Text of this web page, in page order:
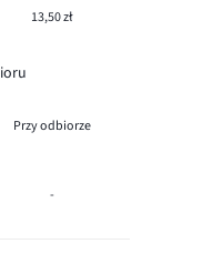
13,50 zł
Przy odbiorze
-